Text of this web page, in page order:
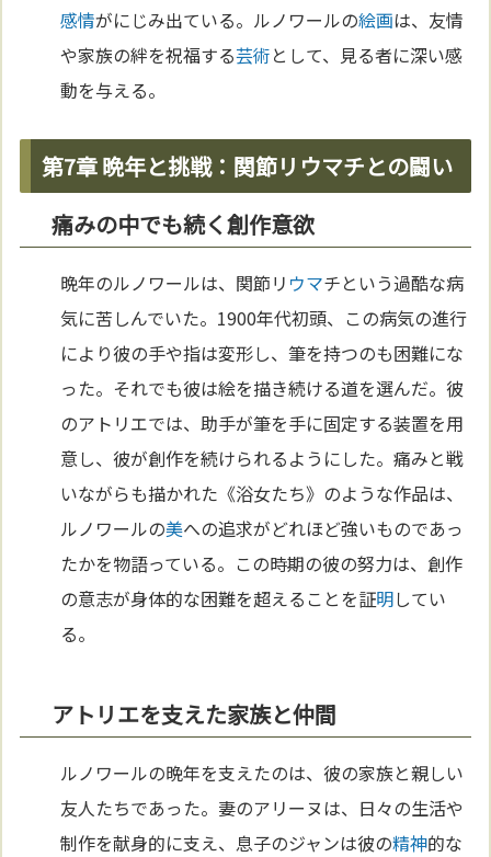
感情がにじみ出ている。ルノワールの絵画は、友情
や家族の絆を祝福する芸術として、見る者に深い感
動を与える。
第7章 晩年と挑戦：関節リウマチとの闘い
痛みの中でも続く創作意欲
晩年のルノワールは、関節リ ウマチという過酷な病
気に苦しんでいた。1900年代初頭、この病気の進行
により彼の手や指は変形し、筆を持つのも困難にな
った。それでも彼は絵を描き続ける道を選んだ。彼
のアトリエでは、助手が筆を手に固定する装置を用
意し、彼が創作を続けられるようにした。痛みと戦
いながらも描かれた《浴女たち》のような作品は、
ルノワールの美への追求がどれほど強いものであっ
たかを物語っている。この時期の彼の努力は、創作
の意志が身体的な困難を超えることを証明してい
る。
アトリエを支えた家族と仲間
ルノワールの晩年を支えたのは、彼の家族と親しい
友人たちであった。妻のアリーヌは、日々の生活や
制作を献身的に支え、息子のジャンは彼の精神的な